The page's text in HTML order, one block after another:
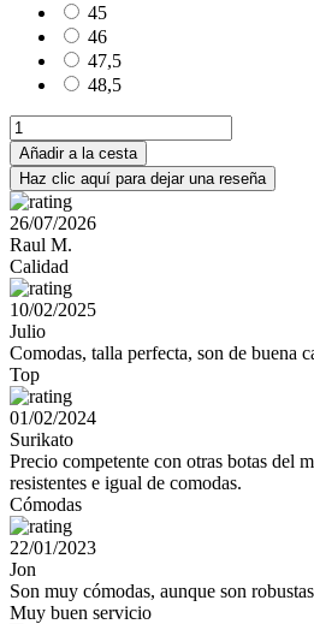
45
46
47,5
48,5
Añadir a la cesta
Haz clic aquí para dejar una reseña
26/07/2026
Raul M.
Calidad
10/02/2025
Julio
Comodas, talla perfecta, son de buena
Top
01/02/2024
Surikato
Precio competente con otras botas del
resistentes e igual de comodas.
Cómodas
22/01/2023
Jon
Son muy cómodas, aunque son
Muy buen servicio